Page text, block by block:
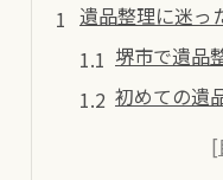
遺品整理に迷っ
堺市で遺品
初めての遺
遺品整理を